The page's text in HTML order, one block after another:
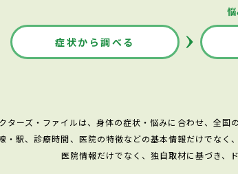
症状から調べる
ターズ・ファイルは、身体の症状・悩みに合わせ、全国
・駅、診療時間、医院の特徴などの基本情報だけでな
医院情報だけでなく、独自取材に基づき、